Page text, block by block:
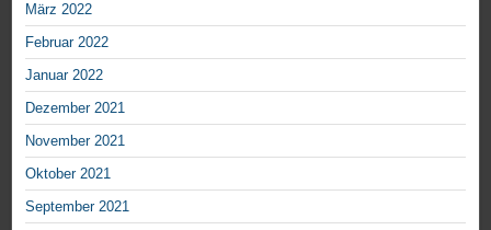
März 2022
Februar 2022
Januar 2022
Dezember 2021
November 2021
Oktober 2021
September 2021